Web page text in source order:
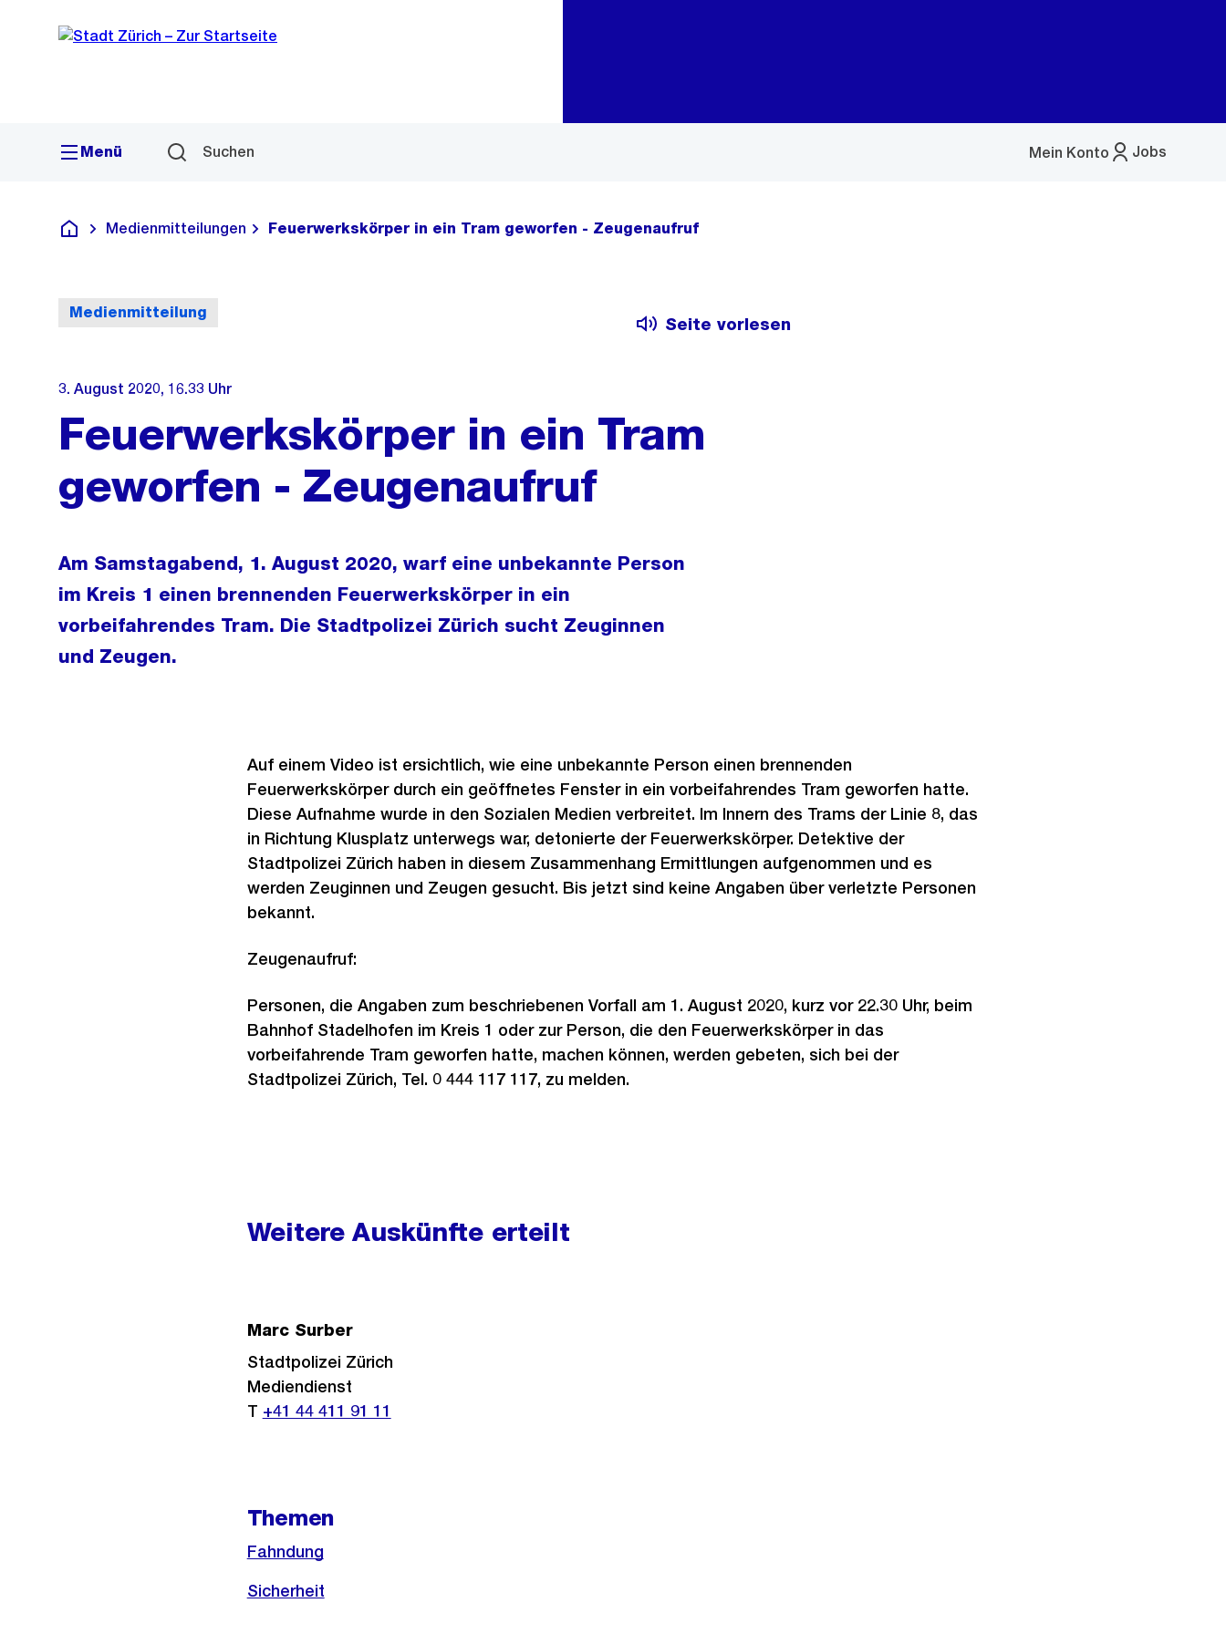
Navigation
Sprunglink
Menü Suchen Jobs
Mein Konto
Menü
Deutsch
Medienmitteilungen Feuerwerkskörper in ein Tram geworfen - Zeugenaufruf
Medienmitteilung
Seite vorlesen
3. August 2020, 16.33 Uhr
Feuerwerkskörper in ein Tram
geworfen - Zeugenaufruf
Am Samstagabend, 1. August 2020, warf eine unbekannte Person
im Kreis 1 einen brennenden Feuerwerkskörper in ein
vorbeifahrendes Tram. Die Stadtpolizei Zürich sucht Zeuginnen
und Zeugen.
Auf einem Video ist ersichtlich, wie eine unbekannte Person einen brennenden
Feuerwerkskörper durch ein geöffnetes Fenster in ein vorbeifahrendes Tram geworfen hatte.
Diese Aufnahme wurde in den Sozialen Medien verbreitet. Im Innern des Trams der Linie 8, das
in Richtung Klusplatz unterwegs war, detonierte der Feuerwerkskörper. Detektive der
Stadtpolizei Zürich haben in diesem Zusammenhang Ermittlungen aufgenommen und es
werden Zeuginnen und Zeugen gesucht. Bis jetzt sind keine Angaben über verletzte Personen
bekannt.
Zeugenaufruf:
Personen, die Angaben zum beschriebenen Vorfall am 1. August 2020, kurz vor 22.30 Uhr, beim
Bahnhof Stadelhofen im Kreis 1 oder zur Person, die den Feuerwerkskörper in das
vorbeifahrende Tram geworfen hatte, machen können, werden gebeten, sich bei der
Stadtpolizei Zürich, Tel. 0 444 117 117, zu melden.
Weitere Auskünfte erteilt
Marc Surber
Stadtpolizei Zürich
Mediendienst
T +41 44 411 91 11
Themen
Fahndung
Sicherheit